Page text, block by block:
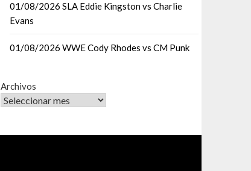
01/08/2026 SLA Eddie Kingston vs Charlie
Evans
01/08/2026 WWE Cody Rhodes vs CM Punk
Archivos